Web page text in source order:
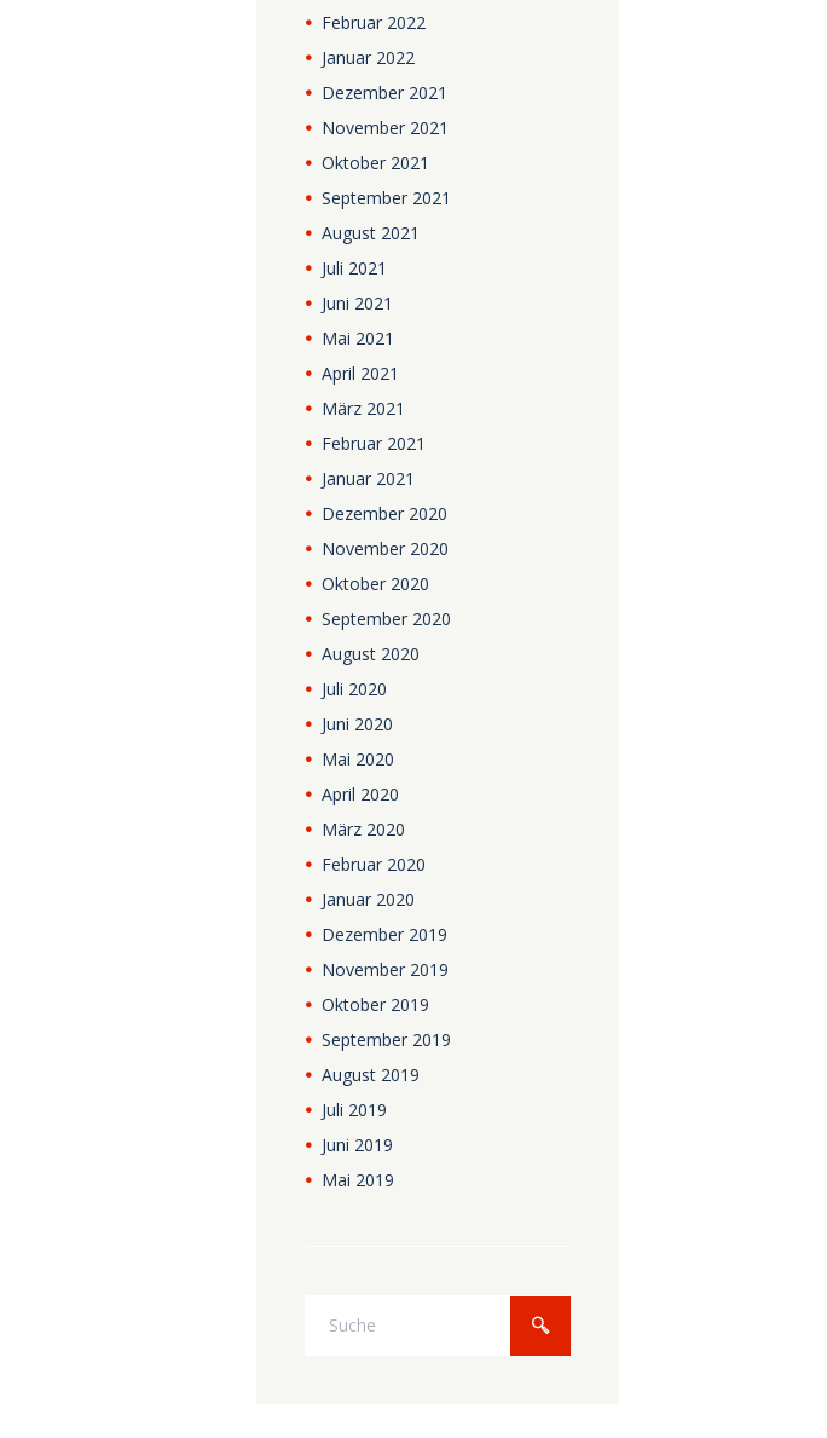
Februar 2022
Januar 2022
Dezember 2021
November 2021
Oktober 2021
September 2021
August 2021
Juli 2021
Juni 2021
Mai 2021
April 2021
März 2021
Februar 2021
Januar 2021
Dezember 2020
November 2020
Oktober 2020
September 2020
August 2020
Juli 2020
Juni 2020
Mai 2020
April 2020
März 2020
Februar 2020
Januar 2020
Dezember 2019
November 2019
Oktober 2019
September 2019
August 2019
Juli 2019
Juni 2019
Mai 2019